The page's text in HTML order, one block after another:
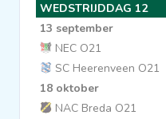
WEDSTRIJDDAG 12
13 september
NEC O21
SC Heerenveen O21
18 oktober
NAC Breda O21